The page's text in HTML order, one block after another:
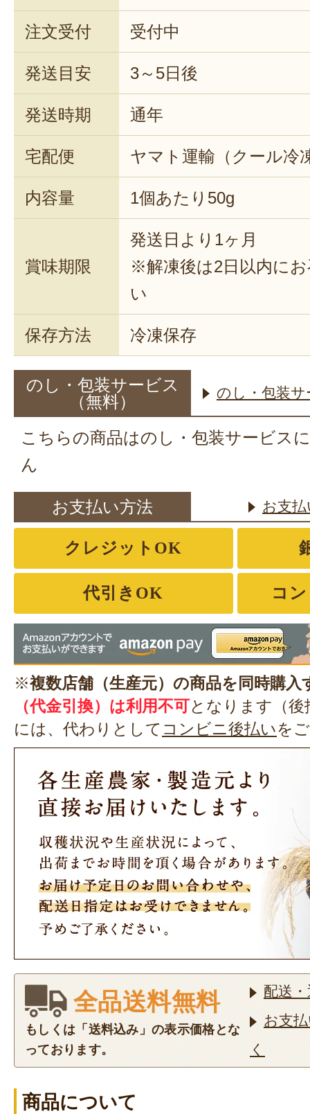
注文受付 受付中
発送目安 3～5日後
発送時期 通年
宅配便 ヤマト運輸（クール冷
内容量 1個あたり50g
賞味期限
発送日より1ヶ月
※解凍後は2日以内に
い
保存方法 冷凍保存
のし・包装サービス
（無料）
のし・包装
こちらの商品はのし・包装サービス
ん
お支払い方法 お支
クレジットOK
代引きOK コ
※複数店舗（生産元）の商品を同時購入
（代金引換）は利用不可 となります（
には、代わりとして コンビニ後払いを
全品送料無料
もしくは「送料込み」の表示価格とな
っております。
配送
お支
く
商品について